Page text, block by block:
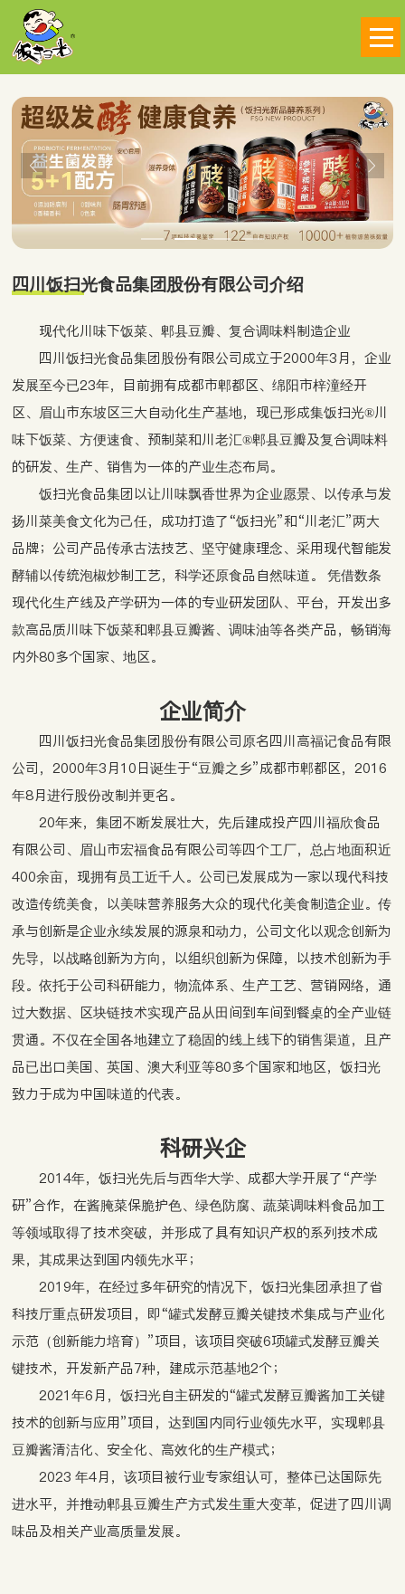


四川饭扫光食品集团股份有限公司介绍
现代化川味下饭菜、郫县豆瓣、复合调味料制造企业
四川饭扫光食品集团股份有限公司成立于2000年3月，企业
发展至今已23年，目前拥有成都市郫都区、绵阳市梓潼经开
区、眉山市东坡区三大自动化生产基地，现已形成集饭扫光®川
味下饭菜、方便速食、预制菜和川老汇®郫县豆瓣及复合调味料
的研发、生产、销售为一体的产业生态布局。
饭扫光食品集团以让川味飘香世界为企业愿景、以传承与发
扬川菜美食文化为己任，成功打造了“饭扫光”和“川老汇”两大
品牌；公司产品传承古法技艺、坚守健康理念、采用现代智能发
酵辅以传统泡椒炒制工艺，科学还原食品自然味道。 凭借数条
现代化生产线及产学研为一体的专业研发团队、平台，开发出多
款高品质川味下饭菜和郫县豆瓣酱、调味油等各类产品，畅销海
内外80多个国家、地区。
企业简介
四川饭扫光食品集团股份有限公司原名四川高福记食品有限
公司，2000年3月10日诞生于“豆瓣之乡”成都市郫都区，2016
年8月进行股份改制并更名。
20年来，集团不断发展壮大，先后建成投产四川福欣食品
有限公司、眉山市宏福食品有限公司等四个工厂，总占地面积近
400余亩，现拥有员工近千人。公司已发展成为一家以现代科技
改造传统美食，以美味营养服务大众的现代化美食制造企业。传
承与创新是企业永续发展的源泉和动力，公司文化以观念创新为
先导，以战略创新为方向，以组织创新为保障，以技术创新为手
段。依托于公司科研能力，物流体系、生产工艺、营销网络，通
过大数据、区块链技术实现产品从田间到车间到餐桌的全产业链
贯通。不仅在全国各地建立了稳固的线上线下的销售渠道，且产
品已出口美国、英国、澳大利亚等80多个国家和地区，饭扫光
致力于成为中国味道的代表。
科研兴企
2014年，饭扫光先后与西华大学、成都大学开展了“产学
研”合作，在酱腌菜保脆护色、绿色防腐、蔬菜调味料食品加工
等领域取得了技术突破，并形成了具有知识产权的系列技术成
果，其成果达到国内领先水平；
2019年，在经过多年研究的情况下，饭扫光集团承担了省
科技厅重点研发项目，即“罐式发酵豆瓣关键技术集成与产业化
示范（创新能力培育）”项目，该项目突破6项罐式发酵豆瓣关
键技术，开发新产品7种，建成示范基地2个；
2021年6月，饭扫光自主研发的“罐式发酵豆瓣酱加工关键
技术的创新与应用”项目，达到国内同行业领先水平，实现郫县
豆瓣酱清洁化、安全化、高效化的生产模式；
2023 年4月，该项目被行业专家组认可，整体已达国际先
进水平，并推动郫县豆瓣生产方式发生重大变革，促进了四川调
味品及相关产业高质量发展。